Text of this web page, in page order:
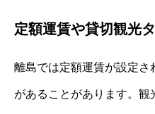
定額運賃や貸切観光
離島では定額運賃が設定さ
があることがあります。